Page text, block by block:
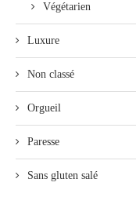
Végétarien
Luxure
Non classé
Orgueil
Paresse
Sans gluten salé